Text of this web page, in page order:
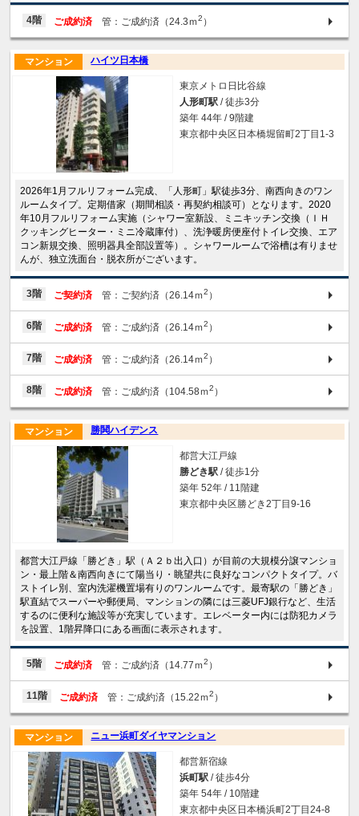
4階 ご成約済 管：ご成約済（24.3ｍ2 ）
ハイツ日本橋
マンション
東京メトロ日比谷線
人形町駅 / 徒歩3分
築年 44年 / 9階建
東京都中央区日本橋堀留町2丁目1-3
2026年1月フルリフォーム完成、「人形町」駅徒歩3分、南西向きのワン
ルームタイプ。定期借家（期間相談・再契約相談可）となります。2020
年10月フルリフォーム実施（シャワー室新設、ミニキッチン交換（ＩＨ
クッキングヒーター・ミニ冷蔵庫付）、洗浄暖房便座付トイレ交換、エア
コン新規交換、照明器具全部設置等）。シャワールームで浴槽は有りませ
んが、独立洗面台・脱衣所がございます。
3階 ご契約済 管：ご契約済（26.14ｍ2 ）
6階 ご成約済 管：ご成約済（26.14ｍ2 ）
7階 ご成約済 管：ご成約済（26.14ｍ2 ）
8階 ご成約済 管：ご成約済（104.58ｍ2 ）
勝鬨ハイデンス
マンション
都営大江戸線
勝どき駅 / 徒歩1分
築年 52年 / 11階建
東京都中央区勝どき2丁目9-16
都営大江戸線「勝どき」駅（Ａ２ｂ出入口）が目前の大規模分譲マンショ
ン・最上階＆南西向きにて陽当り・眺望共に良好なコンパクトタイプ。バ
ストイレ別、室内洗濯機置場有りのワンルームです。最寄駅の「勝どき」
駅直結でスーパーや郵便局、マンションの隣には三菱UFJ銀行など、生活
するのに便利な施設等が充実しています。エレベーター内には防犯カメラ
を設置、1階昇降口にある画面に表示されます。
5階 ご成約済 管：ご成約済（14.77ｍ2 ）
11階 ご成約済 管：ご成約済（15.22ｍ2 ）
ニュー浜町ダイヤマンション
マンション
都営新宿線
浜町駅 / 徒歩4分
築年 54年 / 10階建
東京都中央区日本橋浜町2丁目24-8